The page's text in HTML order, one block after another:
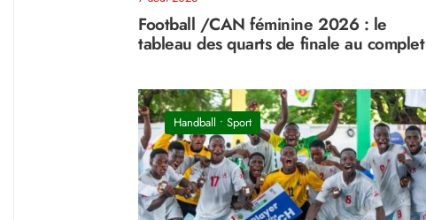
Football /CAN féminine 2026 : le
tableau des quarts de finale au complet
Handball • Sport